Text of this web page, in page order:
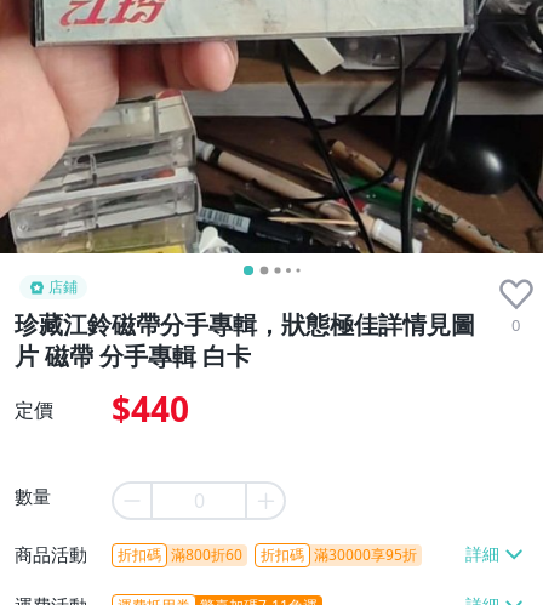
店鋪
珍藏江鈴磁帶分手專輯，狀態極佳詳情見圖
片 磁帶 分手專輯 白卡
0
定價 $440
數量
商品活動 折扣碼 滿800折60 折扣碼 滿30000享95折